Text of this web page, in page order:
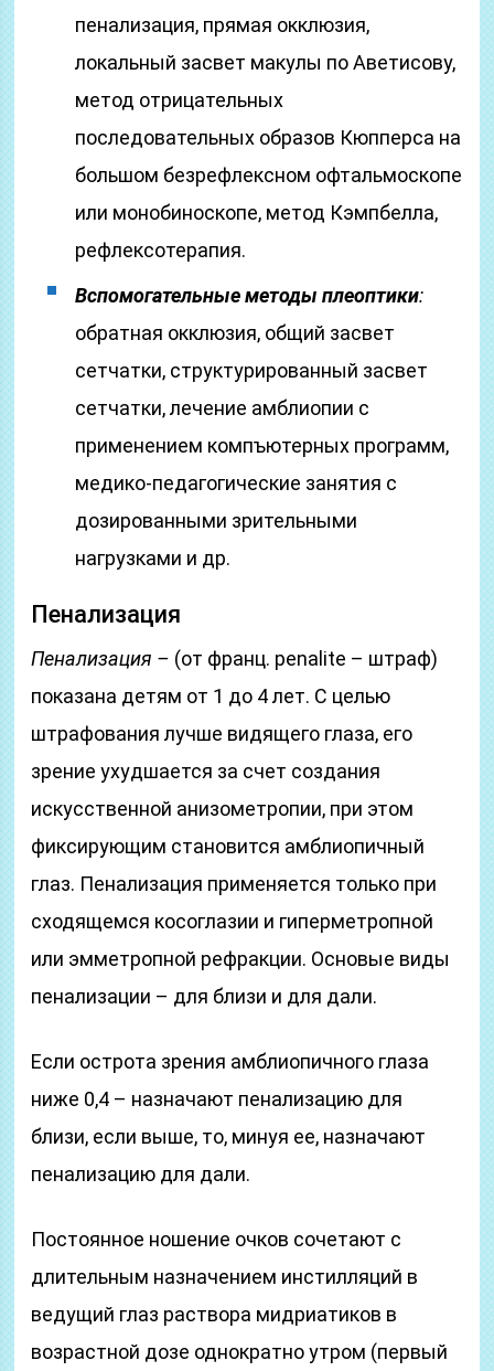
пенализация, прямая окклюзия,
локальный засвет макулы по Аветисову,
метод отрицательных
последовательных образов Кюпперса на
большом безрефлексном офтальмоскопе
или монобиноскопе, метод Кэмпбелла,
рефлексотерапия.
Вспомогательные методы плеоптики:
обратная окклюзия, общий засвет
сетчатки, структурированный засвет
сетчатки, лечение амблиопии с
применением компъютерных программ,
медико-педагогические занятия с
дозированными зрительными
нагрузками и др.
Пенализация
Пенализация – (от франц. penalite – штраф)
показана детям от 1 до 4 лет. С целью
штрафования лучше видящего глаза, его
зрение ухудшается за счет создания
искусственной анизометропии, при этом
фиксирующим становится амблиопичный
глаз. Пенализация применяется только при
сходящемся косоглазии и гиперметропной
или эмметропной рефракции. Основые виды
пенализации – для близи и для дали.
Если острота зрения амблиопичного глаза
ниже 0,4 – назначают пенализацию для
близи, если выше, то, минуя ее, назначают
пенализацию для дали.
Постоянное ношение очков сочетают с
длительным назначением инстилляций в
ведущий глаз раствора мидриатиков в
возрастной дозе однократно утром (первый